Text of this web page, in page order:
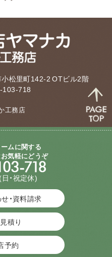
松里町142-2 OTビル2階
103-718
工務店
ムに関する
気軽にどうぞ
(日・祝定休)
・資料請求
積り
予約